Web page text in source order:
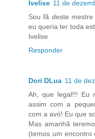
Ivelise 11 de
Sou fã deste
eu queria ter toda
Ivelise
Responder
Dori DLua 11 de
Ah, que legal!!! Eu
assim com a
com a avó! Eu que
Mas amanhã
(temos um encontro